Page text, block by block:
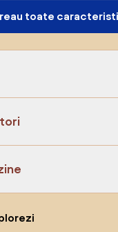
toate